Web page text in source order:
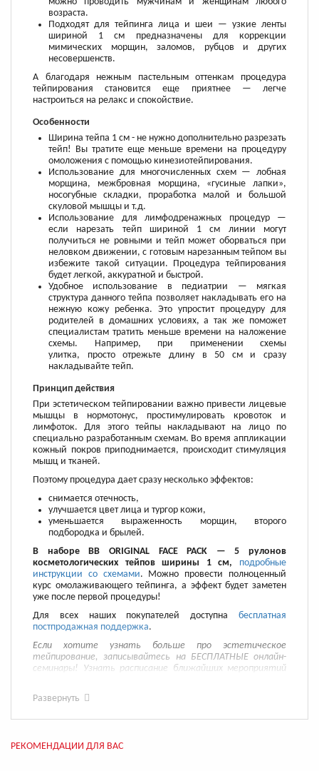
возраста.
Подходят для тейпинга лица и шеи — узкие ленты
шириной 1 см предназначены для коррекции
мимических морщин, заломов, рубцов и других
несовершенств.
А благодаря нежным пастельным оттенкам процедура
тейпирования становится еще приятнее — легче
настроиться на релакс и спокойствие.
Особенности
Ширина тейпа 1 см - не нужно дополнительно разрезать
тейп! Вы тратите еще меньше времени на процедуру
омоложения с помощью кинезиотейпирования.
Использование для многочисленных схем — лобная
морщина, межбровная морщина, «гусиные лапки»,
носогубные складки, проработка малой и большой
скуловой мышцы и т.д.
Использование для лимфодренажных процедур —
если нарезать тейп шириной 1 см линии могут
получиться не ровными и тейп может оборваться при
неловком движении, с готовым нарезанным тейпом вы
избежите такой ситуации. Процедура тейпирования
будет легкой, аккуратной и быстрой.
Удобное использование в педиатрии — мягкая
структура данного тейпа позволяет накладывать его на
нежную кожу ребенка. Это упростит процедуру для
родителей в домашних условиях, а так же поможет
специалистам тратить меньше времени на наложение
схемы. Например, при применении схемы
улитка, просто отрежьте длину в 50 см и сразу
накладывайте тейп.
Принцип действия
При эстетическом тейпировании важно привести лицевые
мышцы в нормотонус, простимулировать кровоток и
лимфоток. Для этого тейпы накладывают на лицо по
специально разработанным схемам. Во время аппликации
кожный покров приподнимается, происходит стимуляция
мышц и тканей.
Поэтому процедура дает сразу несколько эффектов:
снимается отечность,
улучшается цвет лица и тургор кожи,
уменьшается выраженность морщин, второго
подбородка и брылей.
В наборе BB ORIGINAL FACE PACK — 5 рулонов
косметологических тейпов ширины 1 см,
подробные
инструкции со схемами. Можно провести полноценный
курс омолаживающего тейпинга, а эффект будет заметен
уже после первой процедуры!
Для всех наших покупателей доступна бесплатная
постпродажная поддержка.
Если хотите узнать больше про эстетическое
тейпирование, записывайтесь на БЕСПЛАТНЫЕ онлайн-
семинары! Узнать расписание ближайших мероприятий
Развернуть
РЕКОМЕНДАЦИИ ДЛЯ ВАС